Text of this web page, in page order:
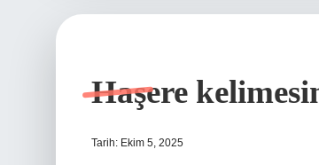
Haşere
Tarih: Ekim 5, 2025